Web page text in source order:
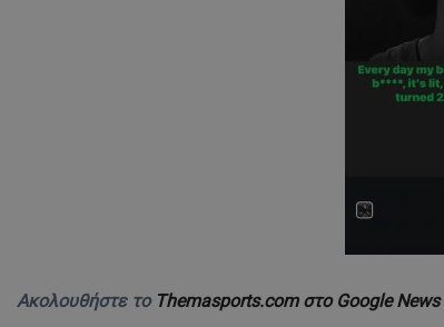
Ακολουθήστε το Themasports.com στο Google News